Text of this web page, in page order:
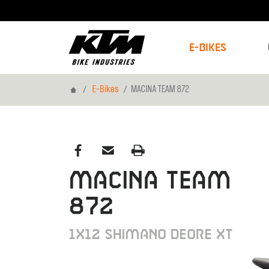
E-Bikes
HomeE-Bikes MACINA TEAM 872
MACINA TEAM
872
1X12 SHIMANO DEORE XT